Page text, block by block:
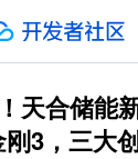
天合储能
3，三大